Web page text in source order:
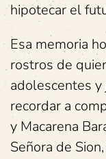
hipotecar el
Esa memoria
rostros de
adolescentes y
recordar a
y Macarena
Señora de